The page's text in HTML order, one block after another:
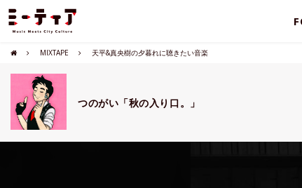
MIXTAPE 天平&真央樹の夕暮れに聴きたい音楽
つのがい「秋の入り口。」